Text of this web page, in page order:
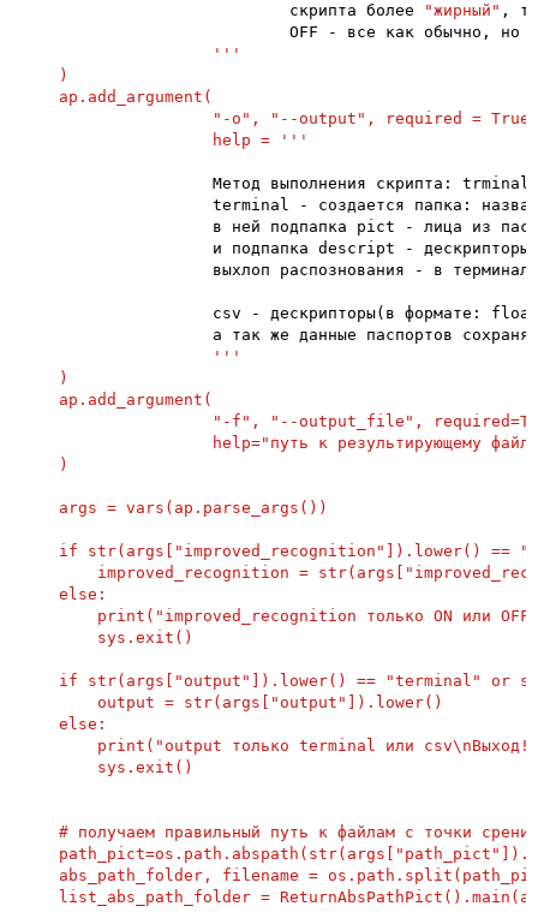
                            скрипта более
"жирный" ,
OFF - все как обычно, но
'' '
    )
    ap.add_argument(
                    "-o", "--output", required = True,
                    help = '
''
Метод выполнения скрипта: trminal
terminal - создается папка:
в ней подпапка pict - лица из
и подпапка descript - дескрипторы
                    выхлоп распознования - в терминал.
csv - дескрипторы(в формате:
а так же данные паспортов
'' '
    )
    ap.add_argument(
"-f", "--output_file",
help="путь к результирующему
    )
    args = vars(ap.parse_args())
if str(args["improved_recognition"]).lower() ==
improved_recognition =
    else:
print("improved_recognition только ON или
        sys.exit()
if str(args["output"]).lower() == "terminal" or
        output = str(args["output"]).lower()
    else:
print("output только terminal или
        sys.exit()
# получаем правильный путь к файлам с точки
abs_path_folder, filename =
list_abs_path_folder =